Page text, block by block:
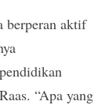
berperan aktif
“Apa yang